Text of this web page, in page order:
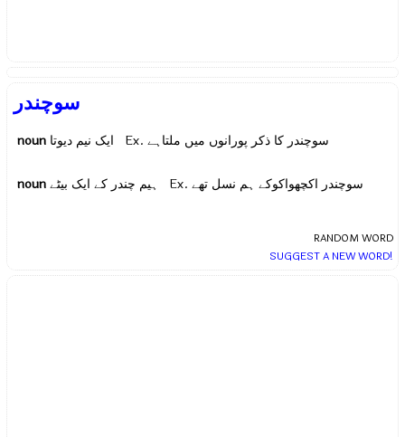
سوچندر
noun ایک نیم دیوتا Ex.سوچندر کا ذکر پورانوں میں ملتاہے
noun ہیم چندر کے ایک بیٹے Ex.سوچندر اکچھواکوکے ہم نسل تھے
RANDOM WORD
SUGGEST A NEW WORD!